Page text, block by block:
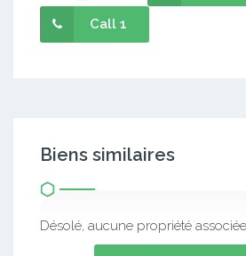
Call 1
Biens similaires
Désolé, aucune propriété